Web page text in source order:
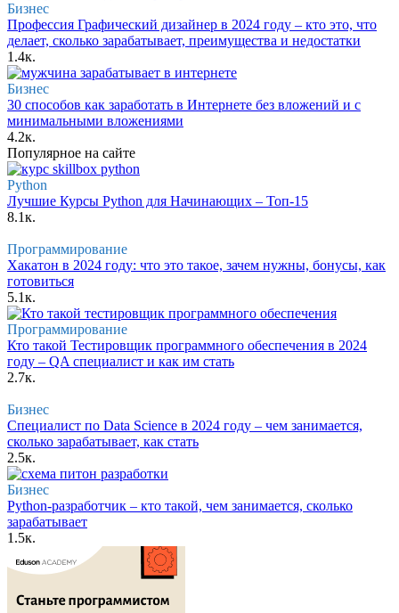
Бизнес
Профессия Графический дизайнер в 2024 году – кто это, что
делает, сколько зарабатывает, преимущества и недостатки
1.4к.
Бизнес
30 способов как заработать в Интернете без вложений и с
минимальными вложениями
4.2к.
Популярное на сайте
Python
Лучшие Курсы Python для Начинающих – Топ-15
8.1к.
Программирование
Хакатон в 2024 году: что это такое, зачем нужны, бонусы, как
готовиться
5.1к.
Программирование
Кто такой Тестировщик программного обеспечения в 2024
году – QA специалист и как им стать
2.7к.
Бизнес
Специалист по Data Science в 2024 году – чем занимается,
сколько зарабатывает, как стать
2.5к.
Бизнес
Python-разработчик – кто такой, чем занимается, сколько
зарабатывает
1.5к.